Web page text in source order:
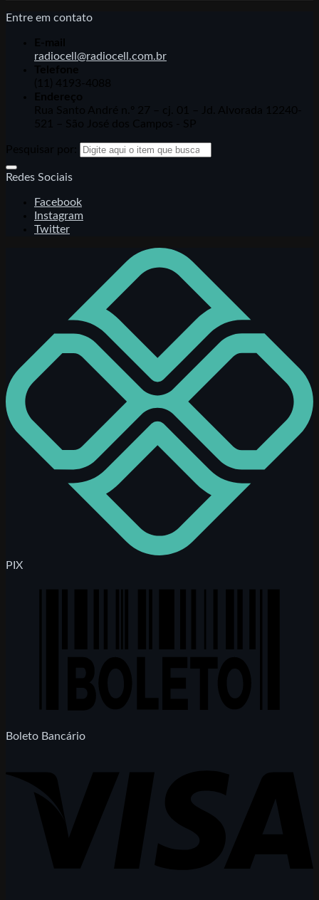
Entre em contato
radiocell@radiocell.com.br
Redes Sociais
Facebook
Instagram
Twitter
PIX
Boleto Bancário